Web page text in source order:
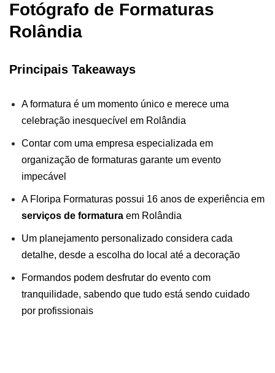
Fotógrafo de Formaturas
Rolândia
Principais Takeaways
A formatura é um momento único e merece uma
celebração inesquecível em Rolândia
Contar com uma empresa especializada em
organização de formaturas garante um evento
impecável
A Floripa Formaturas possui 16 anos de experiência em
serviços de formatura em Rolândia
Um planejamento personalizado considera cada
detalhe, desde a escolha do local até a decoração
Formandos podem desfrutar do evento com
tranquilidade, sabendo que tudo está sendo cuidado
por profissionais